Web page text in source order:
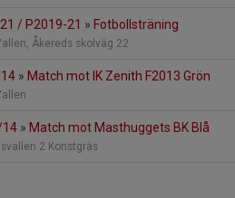
/ P2019-21 » Fotbollsträning
Åkereds skolväg 22
» Match mot IK Zenith F2013 Grön
14 » Match mot Masthuggets BK Blå
2 Konstgräs